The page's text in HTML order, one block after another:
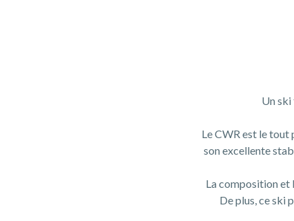
Un ski
Le CWR est le
son excellente
La composition et
De plus, ce ski